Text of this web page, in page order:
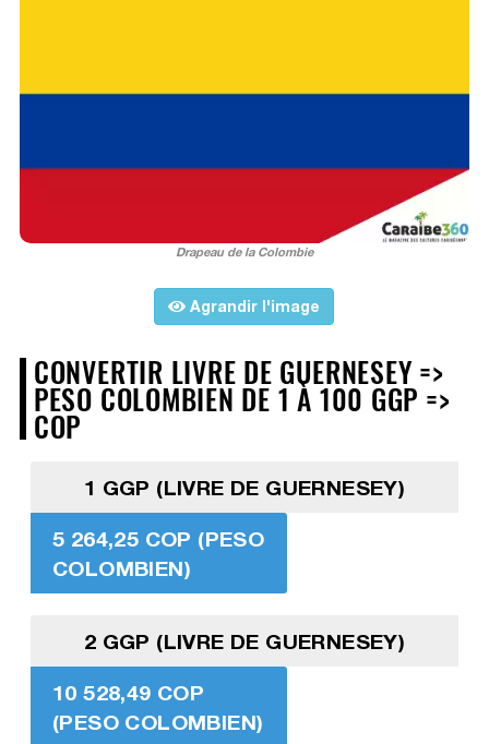
Drapeau de la Colombie
Agrandir l'image
CONVERTIR LIVRE DE GUERNESEY =>
PESO COLOMBIEN DE 1 À 100 GGP =>
COP
1 GGP (LIVRE DE GUERNESEY)
5 264,25 COP (PESO
COLOMBIEN)
2 GGP (LIVRE DE GUERNESEY)
10 528,49 COP
(PESO COLOMBIEN)